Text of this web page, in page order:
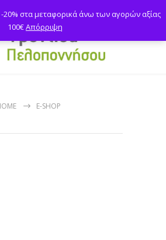
E-SHOP
20% στα μεταφορικά άνω των αγορών αξίας
100€Απόρριψη